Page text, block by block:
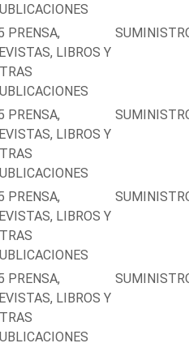
PRENSA,
LIBROS Y
PRENSA,
LIBROS Y
PRENSA,
LIBROS Y
PRENSA,
LIBROS Y